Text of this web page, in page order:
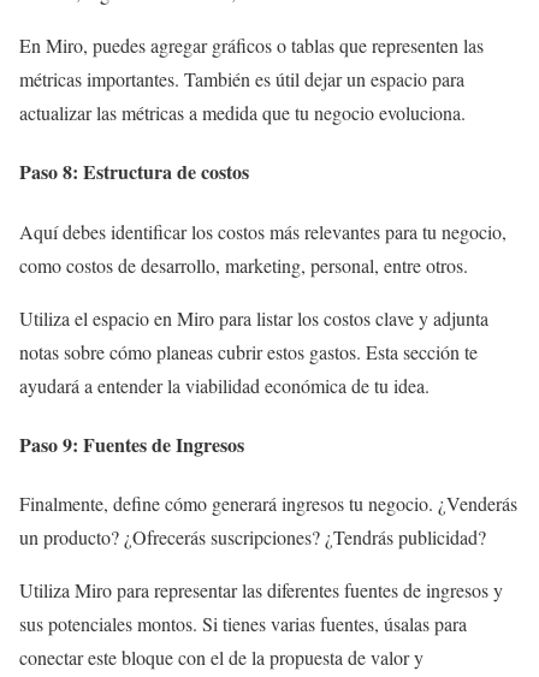
En Miro, puedes agregar gráficos o tablas que representen las
métricas importantes. También es útil dejar un espacio para
actualizar las métricas a medida que tu negocio evoluciona.
Paso 8: Estructura de costos
Aquí debes identificar los costos más relevantes para tu negocio,
como costos de desarrollo, marketing, personal, entre otros.
Utiliza el espacio en Miro para listar los costos clave y adjunta
notas sobre cómo planeas cubrir estos gastos. Esta sección te
ayudará a entender la viabilidad económica de tu idea.
Paso 9: Fuentes de Ingresos
Finalmente, define cómo generará ingresos tu negocio. ¿Venderás
un producto? ¿Ofrecerás suscripciones? ¿Tendrás publicidad?
Utiliza Miro para representar las diferentes fuentes de ingresos y
sus potenciales montos. Si tienes varias fuentes, úsalas para
conectar este bloque con el de la propuesta de valor y